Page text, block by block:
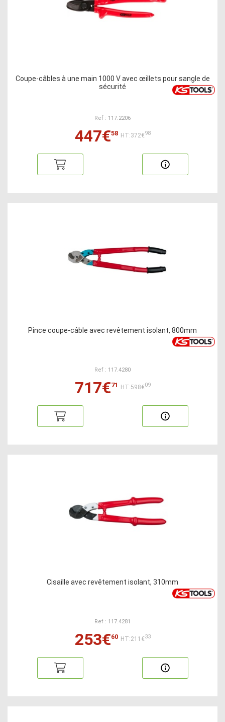
Coupe-câbles à une main 1000 V avec œillets pour sangle de
sécurité
Ref : 117.2206
447€58 HT:372€98
Pince coupe-câble avec revêtement isolant, 800mm
Ref : 117.4280
717€71 HT:598€09
Cisaille avec revêtement isolant, 310mm
Ref : 117.4281
253€60 HT:211€33